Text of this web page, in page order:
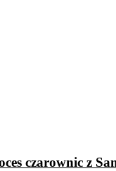
czarownic z